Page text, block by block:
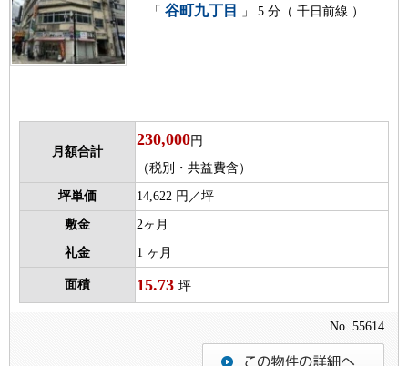
「 谷町九丁目 」 5 分（ 千日前線 ）
月額合計
230,000円
（税別・共益費含）
坪単価 14,622 円／坪
敷金 2ヶ月
礼金 1 ヶ月
面積 15.73 坪
No. 55614